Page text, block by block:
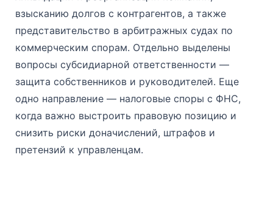
взысканию долгов с контрагентов, а также
представительство в арбитражных судах по
коммерческим спорам. Отдельно выделены
вопросы субсидиарной ответственности —
защита собственников и руководителей. Еще
одно направление — налоговые споры с ФНС,
когда важно выстроить правовую позицию и
снизить риски доначислений, штрафов и
претензий к управленцам.